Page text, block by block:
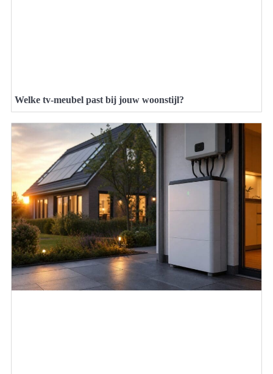
Welke tv-meubel past bij jouw woonstijl?